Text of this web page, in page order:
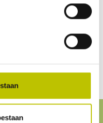
Deel als eerste je